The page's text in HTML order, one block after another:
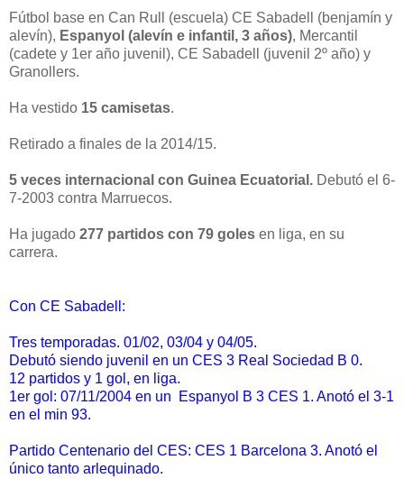
Fútbol base en Can Rull (escuela) CE Sabadell (benjamín y
alevín), Espanyol (alevín e infantil, 3 años), Mercantil
(cadete y 1er año juvenil), CE Sabadell (juvenil 2º año) y
Granollers.
Ha vestido 15 camisetas.
Retirado a finales de la 2014/15.
5 veces internacional con Guinea Ecuatorial. Debutó el 6-
7-2003 contra Marruecos.
Ha jugado 277 partidos con 79 goles en liga, en su
carrera.
Con CE Sabadell:
Tres temporadas. 01/02, 03/04 y 04/05.
Debutó siendo juvenil en un CES 3 Real Sociedad B 0.
12 partidos y 1 gol, en liga.
1er gol: 07/11/2004 en un Espanyol B 3 CES 1. Anotó el 3-1
en el min 93.
Partido Centenario del CES: CES 1 Barcelona 3. Anotó el
único tanto arlequinado.